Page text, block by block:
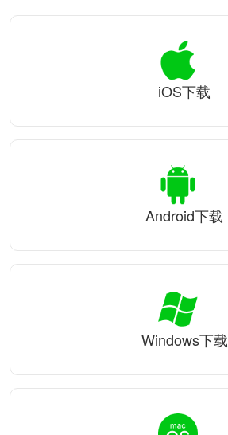
iOS下载
Android下载
Windows下载